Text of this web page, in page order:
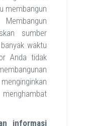
membangun
sumber
waktu
Anda tidak
informasi